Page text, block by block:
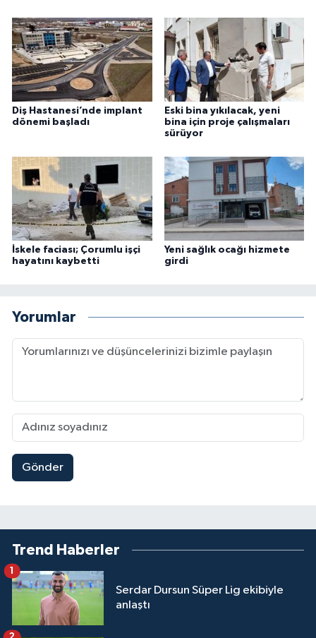
Diş Hastanesi’nde implant
dönemi başladı
Eski bina yıkılacak, yeni
bina için proje çalışmaları
sürüyor
İskele faciası; Çorumlu işçi
hayatını kaybetti
Yeni sağlık ocağı hizmete
girdi
Yorumlar
Gönder
Trend Haberler
Serdar Dursun Süper Lig ekibiyle
anlaştı
1